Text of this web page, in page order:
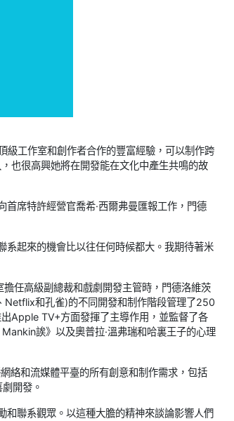
級工作室和創作者合作的豐富經驗，可以制作跨
也很高興她將在開發能在文化中產生共鳴的故
席特許經營官喬希·西爾弗曼匯報工作，門德
系起來的機會比以往任何時候都大。我期待著米
任高級副總裁和戲劇開發主管時，門德洛維茨
Netflix和孔雀)的不同開發和制作階段管理了250
Apple TV+方面發揮了主導作用，並監督了各
誒》以及奧普拉·溫弗瑞和哈裏王子的心理
絡和流媒體平臺的所有創意和制作需求，包括
開發。
和聯系觀眾。以這種大膽的精神來談論影響人們